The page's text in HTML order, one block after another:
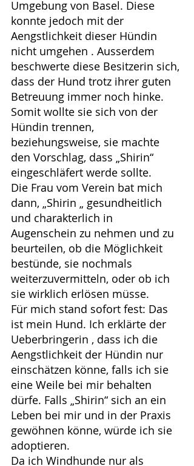
Umgebung von Basel. Diese
konnte jedoch mit der
Aengstlichkeit dieser Hündin
nicht umgehen . Ausserdem
beschwerte diese Besitzerin sich,
dass der Hund trotz ihrer guten
Betreuung immer noch hinke.
Somit wollte sie sich von der
Hündin trennen,
beziehungsweise, sie machte
den Vorschlag, dass „Shirin“
eingeschläfert werde sollte.
Die Frau vom Verein bat mich
dann, „Shirin „ gesundheitlich
und charakterlich in
Augenschein zu nehmen und zu
beurteilen, ob die Möglichkeit
bestünde, sie nochmals
weiterzuvermitteln, oder ob ich
sie wirklich erlösen müsse.
Für mich stand sofort fest: Das
ist mein Hund. Ich erklärte der
Ueberbringerin , dass ich die
Aengstlichkeit der Hündin nur
einschätzen könne, falls ich sie
eine Weile bei mir behalten
dürfe. Falls „Shirin“ sich an ein
Leben bei mir und in der Praxis
gewöhnen könne, würde ich sie
adoptieren.
Da ich Windhunde nur als